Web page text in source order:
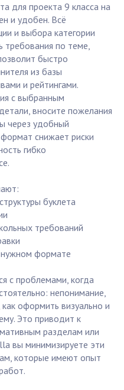
для проекта 9 класса на
и удобен. Всё
и выбора категории
требования по теме,
быстро
из базы
и рейтингами.
с выбранным
вносите пожелания
через удобный
снижает риски
гибко
буклета
требований
нужном формате
с проблемами, когда
непонимание,
оформить визуально и
Это приводит к
разделам или
вы минимизируете эти
которые имеют опыт